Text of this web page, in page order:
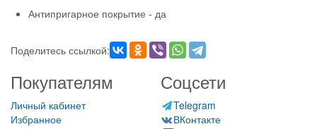
Антипригарное покрытие - да
Поделитесь ссылкой:
Покупателям
Личный кабинет
Избранное
Соцсети
Telegram
ВКонтакте